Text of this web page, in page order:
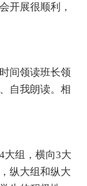
开展很顺利，
间领读班长领
自我朗读。相
大组，横向3大
纵大组和纵大